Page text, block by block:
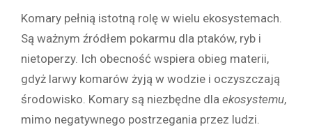
Komary pełnią istotną rolę w wielu ekosystemach.
Są ważnym źródłem pokarmu dla ptaków, ryb i
nietoperzy. Ich obecność wspiera obieg materii,
gdyż larwy komarów żyją w wodzie i oczyszczają
środowisko. Komary są niezbędne dla ekosystemu,
mimo negatywnego postrzegania przez ludzi.